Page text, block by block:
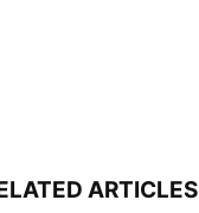
ARTICLES